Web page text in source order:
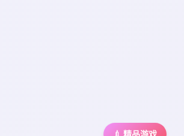
💉 精品游戏